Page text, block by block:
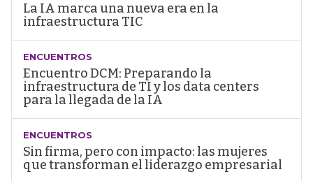
La IA marca una nueva era en la
infraestructura TIC
ENCUENTROS
Encuentro DCM: Preparando la
infraestructura de TI y los data centers
para la llegada de la IA
ENCUENTROS
Sin firma, pero con impacto: las mujeres
que transforman el liderazgo empresarial